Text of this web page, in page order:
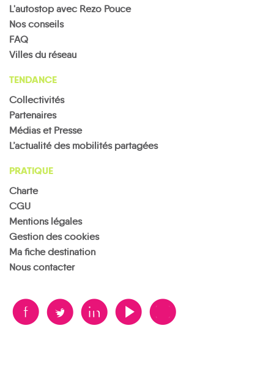
L'autostop avec Rezo Pouce
Nos conseils
FAQ
Villes du réseau
TENDANCE
Collectivités
Partenaires
Médias et Presse
L’actualité des mobilités partagées
PRATIQUE
Charte
CGU
Mentions légales
Gestion des cookies
Ma fiche destination
Nous contacter
B A D F V